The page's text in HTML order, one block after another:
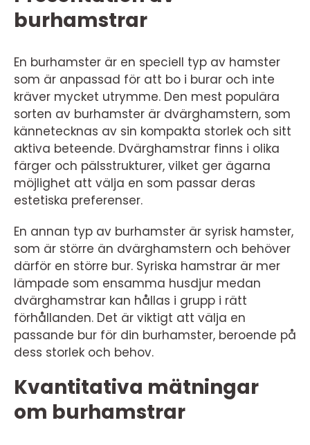
burhamstrar
En burhamster är en speciell typ av hamster
som är anpassad för att bo i burar och inte
kräver mycket utrymme. Den mest populära
sorten av burhamster är dvärghamstern, som
kännetecknas av sin kompakta storlek och sitt
aktiva beteende. Dvärghamstrar finns i olika
färger och pälsstrukturer, vilket ger ägarna
möjlighet att välja en som passar deras
estetiska preferenser.
En annan typ av burhamster är syrisk hamster,
som är större än dvärghamstern och behöver
därför en större bur. Syriska hamstrar är mer
lämpade som ensamma husdjur medan
dvärghamstrar kan hållas i grupp i rätt
förhållanden. Det är viktigt att välja en
passande bur för din burhamster, beroende på
dess storlek och behov.
Kvantitativa mätningar
om burhamstrar